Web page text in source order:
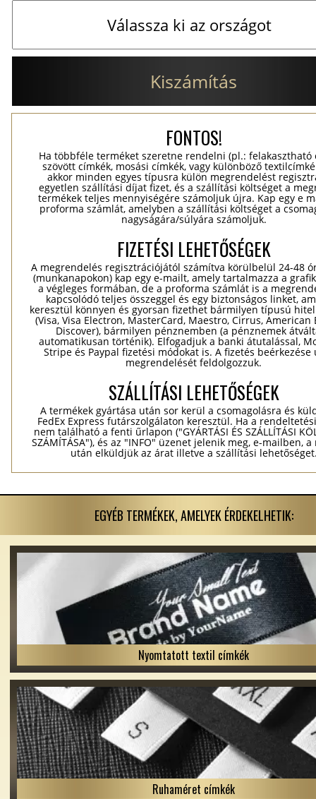
Kiszámítás
FONTOS!
Ha többféle terméket szeretne rendelni (pl.: felakasztható
szövött címkék, mosási címkék, vagy különböző
akkor minden egyes típusra külön megrendelést
egyetlen szállítási díjat fizet, és a szállítási költséget a
termékek teljes mennyiségére számoljuk újra. Kap egy e
proforma számlát, amelyben a szállítási költséget a
nagyságára/súlyára számoljuk.
FIZETÉSI LEHETŐSÉGEK
A megrendelés regisztrációjától számítva körülbelül 24-48
(munkanapokon) kap egy e-mailt, amely tartalmazza a
a végleges formában, de a proforma számlát is a
kapcsolódó teljes összeggel és egy biztonságos linket,
keresztül könnyen és gyorsan fizethet bármilyen típusú
(Visa, Visa Electron, MasterCard, Maestro, Cirrus, American
Discover), bármilyen pénznemben (a pénznemek
automatikusan történik). Elfogadjuk a banki átutalással,
Stripe és Paypal fizetési módokat is. A fizetés beérkezése
megrendelését feldolgozzuk.
SZÁLLÍTÁSI LEHETŐSÉGEK
A termékek gyártása után sor kerül a csomagolásra és
FedEx Express futárszolgálaton keresztül. Ha a
nem található a fenti űrlapon ("GYÁRTÁSI ÉS SZÁLLÍTÁSI
SZÁMÍTÁSA"), és az "INFO" üzenet jelenik meg, e-mailben,
után elküldjük az árat illetve a szállítási
EGYÉB TERMÉKEK, AMELYEK ÉRDEKELHETIK:
Nyomtatott textil címkék
Ruhaméret címkék